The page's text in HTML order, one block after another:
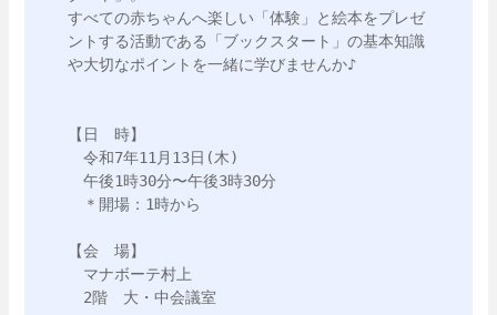
すべての赤ちゃんへ楽しい「体験」と絵本をプレゼ
ントする活動である「ブックスタート」の基本知識
や大切なポイントを一緒に学びませんか♪
【日　時】
令和7年11月13日(木)
午後1時30分〜午後3時30分
＊開場：1時から
【会　場】
マナボーテ村上
2階　大・中会議室